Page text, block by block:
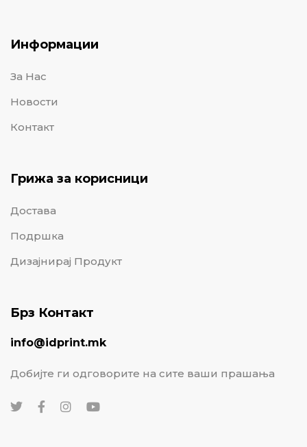
Информации
За Нас
Новости
Контакт
Грижа за корисници
Достава
Подршка
Дизајнирај Продукт
Брз Контакт
info@idprint.mk
Добијте ги одговорите на сите ваши прашања